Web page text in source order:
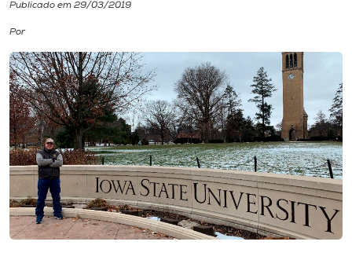
Biblioteca
Editora
Rádio
Museu
Publicado em 29/03/2019
Por